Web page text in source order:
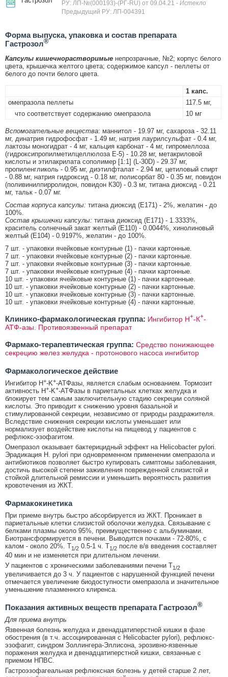
РУ: ЛП-№(000193)-(РГ-RU) от 09.04.21 - Истекло
Предыдущий РУ: ЛП-004391
Форма выпуска, упаковка и состав препарата
Гастрозол®
Капсулы кишечнорастворимые непрозрачные, №2; корпус белого
цвета, крышечка желтого цвета; содержимое капсул - пеллеты от
белого до почти белого цвета.
1 капс.
омепразола пеллеты
117.5 мг,
что соответствует содержанию омепразола
10 мг
Вспомогательные вещества: маннитол - 19.97 мг, сахароза - 32.11
мг, динатрия гидрофосфат - 1.49 мг, натрия лаурилсульфат - 0.4 мг,
лактозы моногидрат - 4 мг, кальция карбонат - 4 мг, гипромеллоза
(гидроксипропилметилцеллюлоза Е-5) - 10.28 мг, метакриловой
кислоты и этилакрилата сополимер [1:1] (L-30D) - 29.37 мг,
пропиленгликоль - 0.95 мг, диэтилфталат - 2.94 мг, цетиловый спирт
- 0.88 мг, натрия гидроксид - 0.18 мг, полисорбат 80 - 0.35 мг, повидон
(поливинилпирролидон, повидон К30) - 0.3 мг, титана диоксид - 0.21
мг, тальк - 0.07 мг.
Состав корпуса капсулы: титана диоксид (E171) - 2%, желатин - до
100%.
Состав крышечки капсулы: титана диоксид (E171) - 1.3333%,
краситель солнечный закат желтый (E110) - 0.0044%, хинолиновый
желтый (E104) - 0.9197%, желатин - до 100%.
7 шт. - упаковки ячейковые контурные (1) - пачки картонные.
7 шт. - упаковки ячейковые контурные (2) - пачки картонные.
7 шт. - упаковки ячейковые контурные (3) - пачки картонные.
7 шт. - упаковки ячейковые контурные (4) - пачки картонные.
10 шт. - упаковки ячейковые контурные (1) - пачки картонные.
10 шт. - упаковки ячейковые контурные (2) - пачки картонные.
10 шт. - упаковки ячейковые контурные (3) - пачки картонные.
10 шт. - упаковки ячейковые контурные (4) - пачки картонные.
Клинико-фармакологическая группа: Ингибитор Н+-К+-
АТФ-азы. Противоязвенный препарат
Фармако-терапевтическая группа: Средство понижающее
секрецию желез желудка - протонового насоса ингибитор
Фармакологическое действие
Ингибитор H+-K+-АТФазы, является слабым основанием. Тормозит
активность H+-K+-АТФазы в париетальных клетках желудка и
блокирует тем самым заключительную стадию секреции соляной
кислоты. Это приводит к снижению уровня базальной и
стимулированной секреции, независимо от природы раздражителя.
Вследствие снижения секреции кислоты уменьшает или
нормализует воздействие кислоты на пищевод у пациентов с
рефлюкс-эзофагитом.
Омепразол оказывает бактерицидный эффект на Helicobacter pylori.
Эрадикация H. pylori при одновременном применении омепразола и
антибиотиков позволяет быстро купировать симптомы заболевания,
достичь высокой степени заживления поврежденной слизистой и
стойкой длительной ремиссии и уменьшить вероятность развития
кровотечения из ЖКТ.
Фармакокинетика
При приеме внутрь быстро абсорбируется из ЖКТ. Проникает в
париетальные клетки слизистой оболочки желудка. Связывание с
белками плазмы около 95%, преимущественно с альбуминами.
Биотрансформируется в печени. Выводится почками - 72-80%, с
калом - около 20%. T1/2 0.5-1 ч. T1/2 после в/в введения составляет
40 мин и не изменяется при длительном лечении.
У пациентов с хроническими заболеваниями печени T1/2
увеличивается до 3 ч. У пациентов с нарушенной функцией печени
отмечается увеличение биодоступности омепразола и значительное
уменьшение плазменного клиренса.
Показания активных веществ препарата Гастрозол®
Для приема внутрь
Язвенная болезнь желудка и двенадцатиперстной кишки в фазе
обострения (в т.ч. ассоциированная с Helicobacter pylori), рефлюкс-
эзофагит, синдром Золлингера-Эллисона, эрозивно-язвенные
поражения желудка и двенадцатиперстной кишки, связанные с
приемом НПВС.
Гастроэзофагеальная рефлюксная болезнь у детей старше 2 лет,